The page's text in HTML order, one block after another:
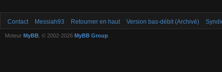
Contact Messiah93 Retourner en haut Version bas-débit (Archivé)
Moteur MyBB , © 2002-2026 MyBB Group